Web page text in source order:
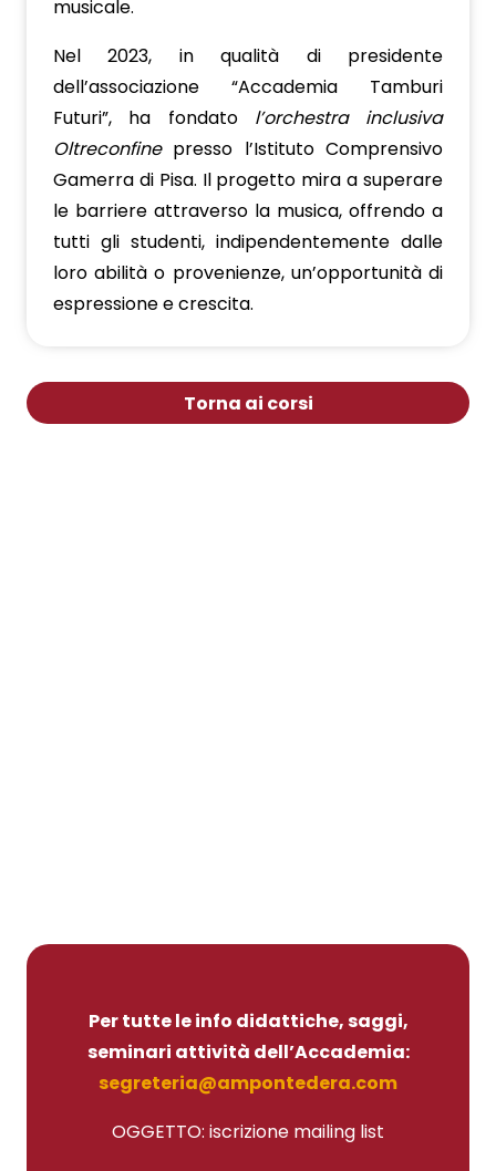
musicale.
Nel 2023, in qualità di presidente
dell’associazione “Accademia Tamburi
Futuri”, ha fondato l’orchestra inclusiva
Oltreconfinepresso l’Istituto Comprensivo
Gamerra di Pisa. Il progetto mira a superare
le barriere attraverso la musica, offrendo a
tutti gli studenti, indipendentemente dalle
loro abilità o provenienze, un’opportunità di
espressione e crescita.
Torna ai corsi
Per tutte le info didattiche, saggi,
seminari attività dell’Accademia:
segreteria@ampontedera.com
OGGETTO: iscrizione mailing list